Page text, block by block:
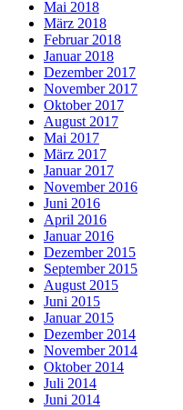
Mai 2018
März 2018
Februar 2018
Januar 2018
Dezember 2017
November 2017
Oktober 2017
August 2017
Mai 2017
März 2017
Januar 2017
November 2016
Juni 2016
April 2016
Januar 2016
Dezember 2015
September 2015
August 2015
Juni 2015
Januar 2015
Dezember 2014
November 2014
Oktober 2014
Juli 2014
Juni 2014